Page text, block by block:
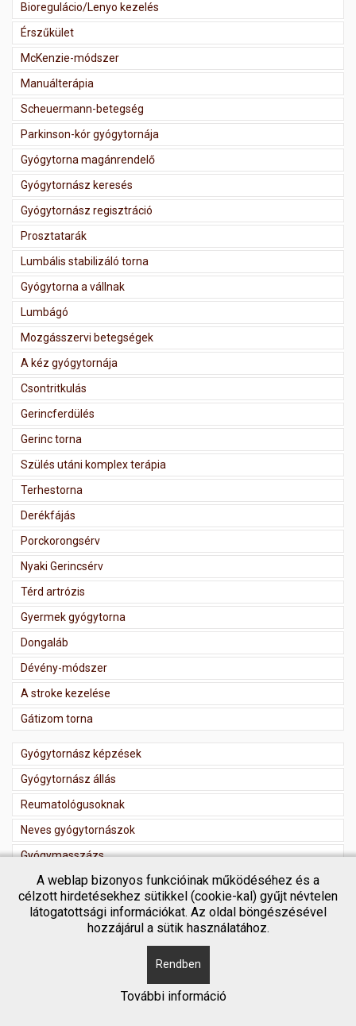
Bioregulácio/Lenyo kezelés
Érszűkület
McKenzie-módszer
Manuálterápia
Scheuermann-betegség
Parkinson-kór gyógytornája
Gyógytorna magánrendelő
Gyógytornász keresés
Gyógytornász regisztráció
Prosztatarák
Lumbális stabilizáló torna
Gyógytorna a vállnak
Lumbágó
Mozgásszervi betegségek
A kéz gyógytornája
Csontritkulás
Gerincferdülés
Gerinc torna
Szülés utáni komplex terápia
Terhestorna
Derékfájás
Porckorongsérv
Nyaki Gerincsérv
Térd artrózis
Gyermek gyógytorna
Dongaláb
Dévény-módszer
A stroke kezelése
Gátizom torna
Gyógytornász képzések
Gyógytornász állás
Reumatológusoknak
Neves gyógytornászok
Gyógymasszázs
Masszőr regisztráció
Copyright © 2018 Gyógytornász kereső
A weblap bizonyos funkcióinak működéséhez és a
célzott hirdetésekhez sütikkel (cookie-kal) gyűjt névtelen
látogatottsági információkat. Az oldal böngészésével
hozzájárul a sütik használatához.
Rendben
További információ